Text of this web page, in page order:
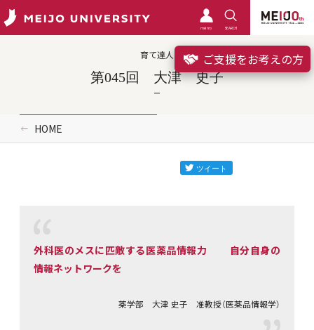
meimo SEARCH
ご支援をお考えの方
育て達人
第045回 大津 史子
HOME
外科医のメスに匹敵する医薬品情報力 自分自身の
情報ネットワークを
薬学部 大津 史子 准教授（医薬品情報学）